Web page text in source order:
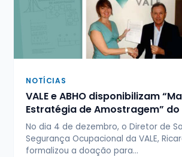
NOTÍCIAS
VALE e ABHO disponibilizam
Estratégia de Amostragem” do
No dia 4 de dezembro, o Diretor de
Segurança Ocupacional da VALE,
formalizou a doação para…